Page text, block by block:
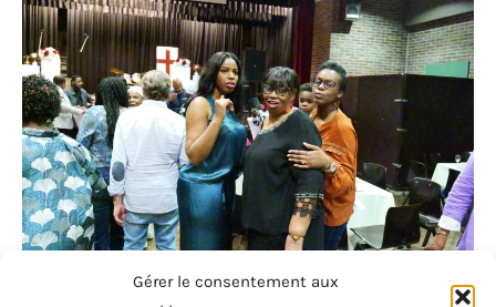
Gérer le consentement aux